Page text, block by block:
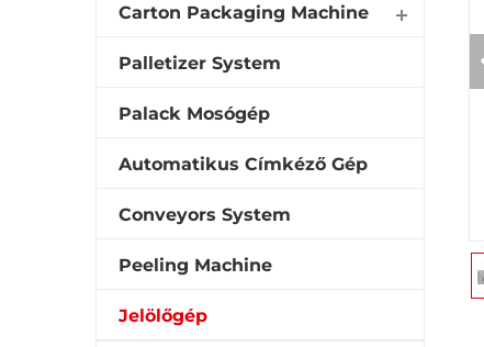
Carton Packaging Machine
Palletizer System
Palack Mosógép
Automatikus Címkéző Gép
Conveyors System
Peeling Machine
Jelölőgép